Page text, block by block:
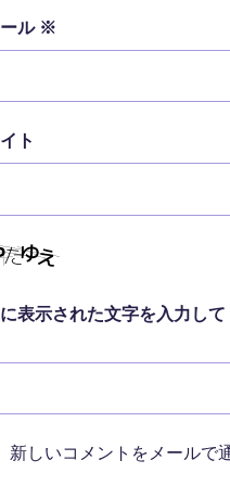
ル ※
ト
に表示された文字を入力して
新しいコメントをメールで